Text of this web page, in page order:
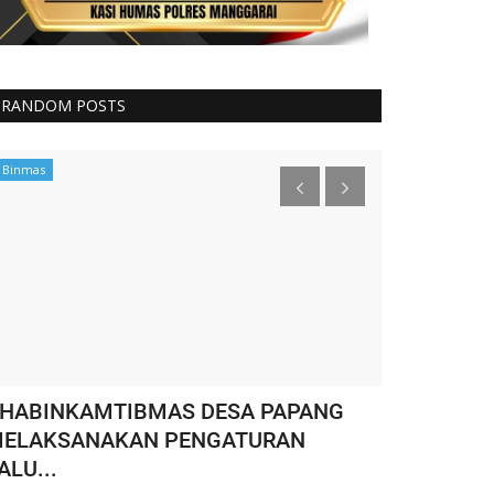
RANDOM POSTS
Binmas
DESA PAPANG
PENGATURAN